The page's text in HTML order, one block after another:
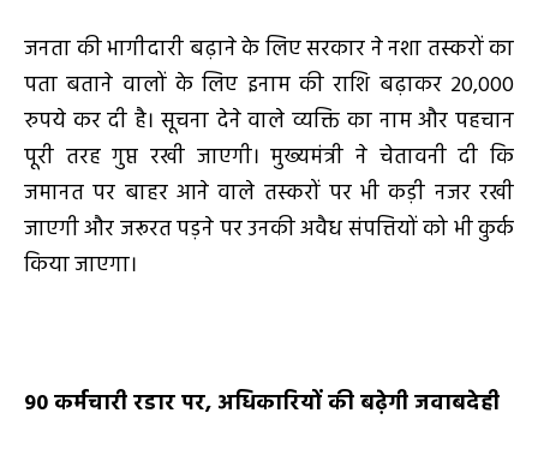
जनता की भागीदारी बढ़ाने के लिए सरकार ने नशा तस्करों का
पता बताने वालों के लिए इनाम की राशि बढ़ाकर 20,000
रुपये कर दी है। सूचना देने वाले व्यक्ति का नाम और पहचान
पूरी तरह गुप्त रखी जाएगी। मुख्यमंत्री ने चेतावनी दी कि
जमानत पर बाहर आने वाले तस्करों पर भी कड़ी नजर रखी
जाएगी और जरूरत पड़ने पर उनकी अवैध संपत्तियों को भी कुर्क
किया जाएगा।
90 कर्मचारी रडार पर, अधिकारियों की बढ़ेगी जवाबदेही